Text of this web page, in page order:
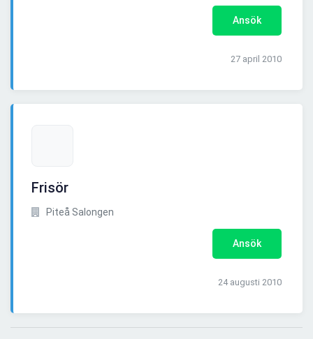
Ansök
27 april 2010
Frisör
Piteå Salongen
Ansök
24 augusti 2010